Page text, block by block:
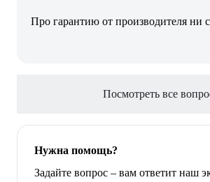
Про гарантию от производителя ни
Посмотреть все
Нужна помощь?
Задайте вопрос – вам ответит наш